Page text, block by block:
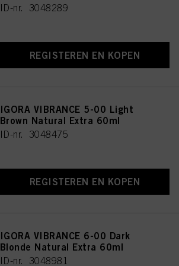
ID-nr. 3048289
REGISTEREN EN KOPEN
IGORA VIBRANCE 5-00 Light
Brown Natural Extra 60ml
ID-nr. 3048475
REGISTEREN EN KOPEN
IGORA VIBRANCE 6-00 Dark
Blonde Natural Extra 60ml
ID-nr. 3048981